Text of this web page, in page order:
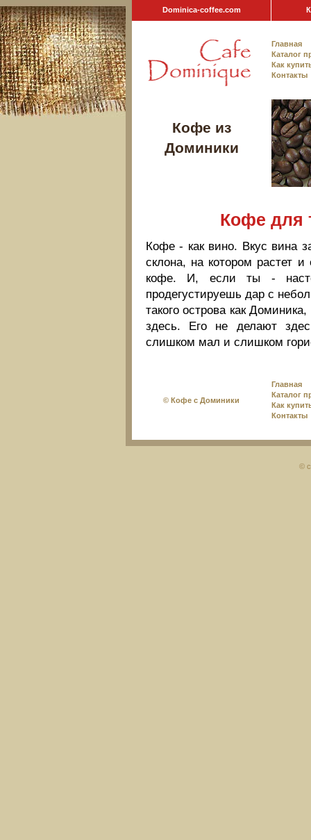
Dominica-coffee.com
Главная
Каталог
Как
Контакты
Кофе из
Доминики
Кофе для
Кофе - как вино. Вкус вина
склона, на котором растет
кофе. И, если ты -
продегустируешь дар с
такого острова как
здесь. Его не делают
слишком мал и слишком
© Кофе с Доминики
Главная
Каталог
Как
Контакты
©